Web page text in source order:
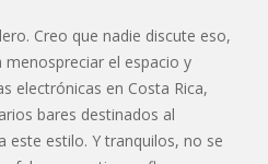
Creo que nadie discute eso,
el espacio y
electrónicas en Costa Rica,
bares destinados al
este estilo. Y tranquilos, no se